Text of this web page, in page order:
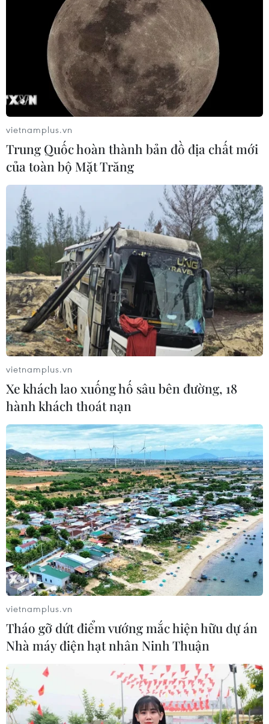
TIN CÙNG CHUYÊN MỤC
bảo vệ an ninh, trật tự ở cơ sở giỏi
toàn quốc
07/08/2026 15:57
vietnamplus.vn
Trung Quốc hoàn thành bản đồ địa chất mới
của toàn bộ Mặt Trăng
vietnamplus.vn
Xe khách lao xuống hố sâu bên đường, 18
hành khách thoát nạn
vietnamplus.vn
Tháo gỡ dứt điểm vướng mắc hiện hữu dự án
Nhà máy điện hạt nhân Ninh Thuận